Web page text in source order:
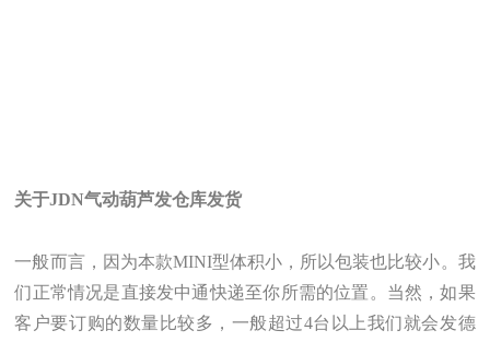
关于JDN气动葫芦发仓库发货
一般而言，因为本款MINI型体积小，所以包装也比较小。我
们正常情况是直接发中通快递至你所需的位置。当然，如果
客户要订购的数量比较多，一般超过4台以上我们就会发德